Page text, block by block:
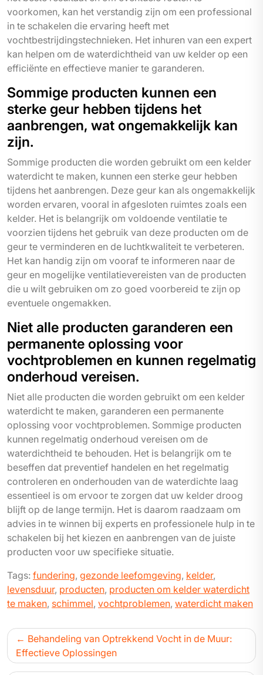
voorkomen, kan het verstandig zijn om een professional
in te schakelen die ervaring heeft met
vochtbestrijdingstechnieken. Het inhuren van een expert
kan helpen om de waterdichtheid van uw kelder op een
efficiënte en effectieve manier te garanderen.
Sommige producten kunnen een
sterke geur hebben tijdens het
aanbrengen, wat ongemakkelijk kan
zijn.
Sommige producten die worden gebruikt om een kelder
waterdicht te maken, kunnen een sterke geur hebben
tijdens het aanbrengen. Deze geur kan als ongemakkelijk
worden ervaren, vooral in afgesloten ruimtes zoals een
kelder. Het is belangrijk om voldoende ventilatie te
voorzien tijdens het gebruik van deze producten om de
geur te verminderen en de luchtkwaliteit te verbeteren.
Het kan handig zijn om vooraf te informeren naar de
geur en mogelijke ventilatievereisten van de producten
die u wilt gebruiken om zo goed voorbereid te zijn op
eventuele ongemakken.
Niet alle producten garanderen een
permanente oplossing voor
vochtproblemen en kunnen regelmatig
onderhoud vereisen.
Niet alle producten die worden gebruikt om een kelder
waterdicht te maken, garanderen een permanente
oplossing voor vochtproblemen. Sommige producten
kunnen regelmatig onderhoud vereisen om de
waterdichtheid te behouden. Het is belangrijk om te
beseffen dat preventief handelen en het regelmatig
controleren en onderhouden van de waterdichte laag
essentieel is om ervoor te zorgen dat uw kelder droog
blijft op de lange termijn. Het is daarom raadzaam om
advies in te winnen bij experts en professionele hulp in te
schakelen bij het kiezen en aanbrengen van de juiste
producten voor uw specifieke situatie.
Tags: fundering, gezonde leefomgeving, kelder,
levensduur, producten, producten om kelder waterdicht
te maken, schimmel, vochtproblemen, waterdicht maken
Bericht
navigatie
Behandeling van Optrekkend Vocht in de Muur:
Effectieve Oplossingen